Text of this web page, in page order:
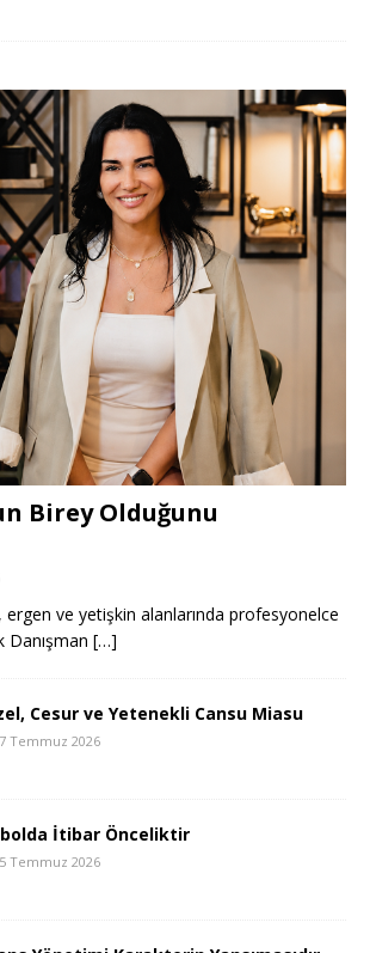
Birey Olduğunu
ergen ve yetişkin alanlarında profesyonelce
Danışman […]
Cesur ve Yetenekli Cansu Miasu
Temmuz 2026
İtibar Önceliktir
Temmuz 2026